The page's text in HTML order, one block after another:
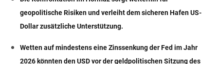
geopolitische Risiken und verleiht dem sicheren Hafen US-
Dollar zusätzliche Unterstützung.
Wetten auf mindestens eine Zinssenkung der Fed im Jahr
2026 könnten den USD vor der geldpolitischen Sitzung des